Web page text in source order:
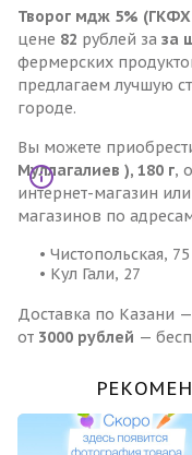
Творог мдж 5% (ГКФХ
цене 82 рублей за за
фермерских
предлагаем лучшую
городе.
Вы можете
Муллагалиев ), 180 г,
интернет-магазин
магазинов по
• Чистопольская, 75
• Кул Гали, 27
Доставка по Казани —
от 3000 рублей —